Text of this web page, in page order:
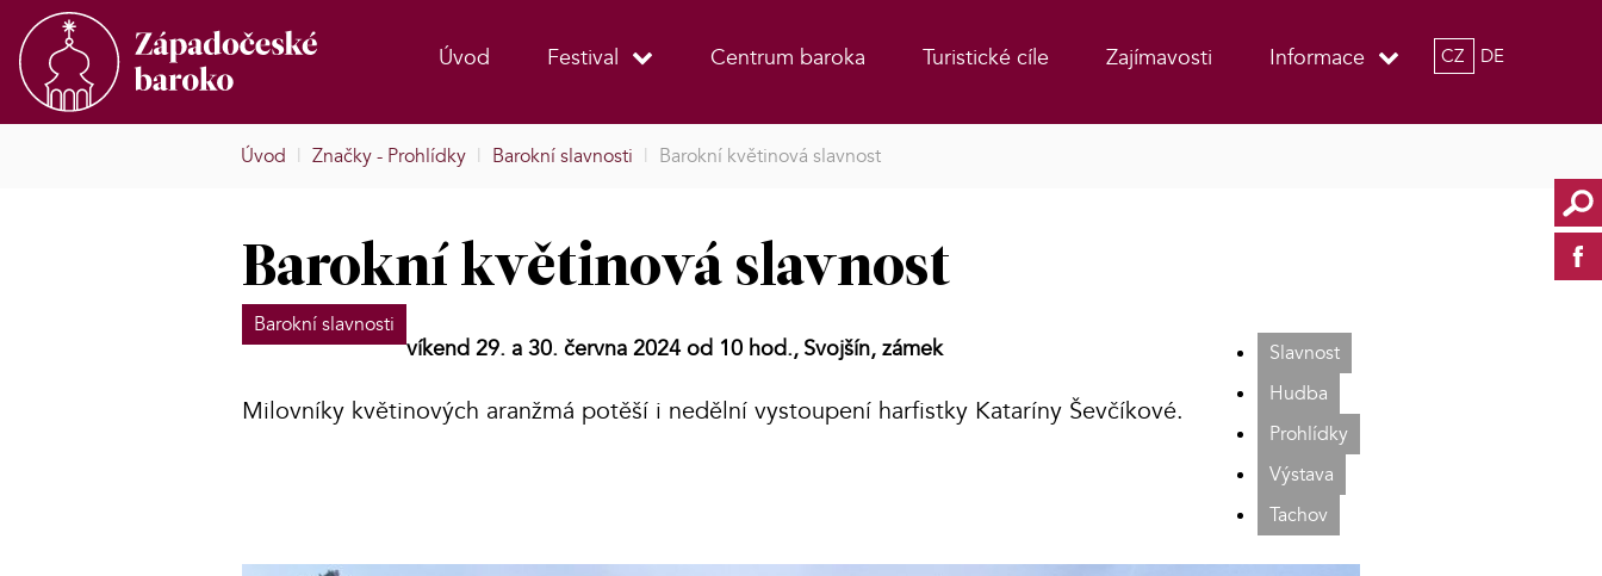
Úvod Festival Centrum baroka Turistické cíle Zajímavosti Informace CZ DE
Úvod | Značky - Prohlídky | Barokní slavnosti | Barokní květinová slavnost
Barokní květinová slavnost
Barokní slavnosti
Slavnost
Hudba
Prohlídky
Výstava
Tachov
víkend 29. a 30. června 2024 od 10 hod., Svojšín, zámek
Milovníky květinových aranžmá potěší i nedělní vystoupení harfistky Kataríny Ševčíkové.